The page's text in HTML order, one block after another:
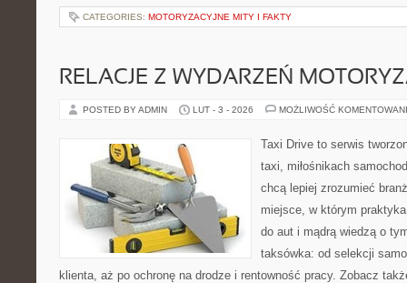
CATEGORIES: MOTORYZACYJNE MITY I FAKTY
RELACJE Z WYDARZEŃ
POSTED BY ADMIN LUT - 3 - 2026 MOŻLIWOŚĆ
Taxi Drive to serwis
taxi, miłośnikach
chcą lepiej zrozumieć
miejsce, w którym
do aut i mądrą wiedzą o
taksówka: od selekcji
klienta, aż po ochronę na drodze i rentowność pracy. Zobacz